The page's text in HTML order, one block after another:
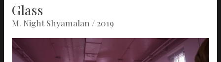
Glass
M. Night Shyamalan / 2019